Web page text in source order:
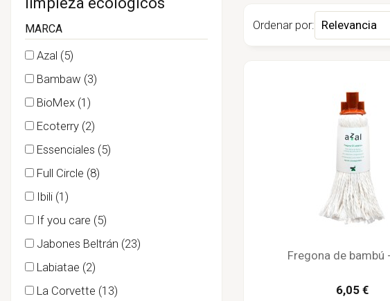
Ordenar por: Relevancia
Fregona de bambú
6,05 €
MARCA
Azal (5)
Bambaw (3)
BioMex (1)
Ecoterry (2)
Essenciales (5)
Full Circle (8)
Ibili (1)
If you care (5)
Jabones Beltrán (23)
Labiatae (2)
La Corvette (13)